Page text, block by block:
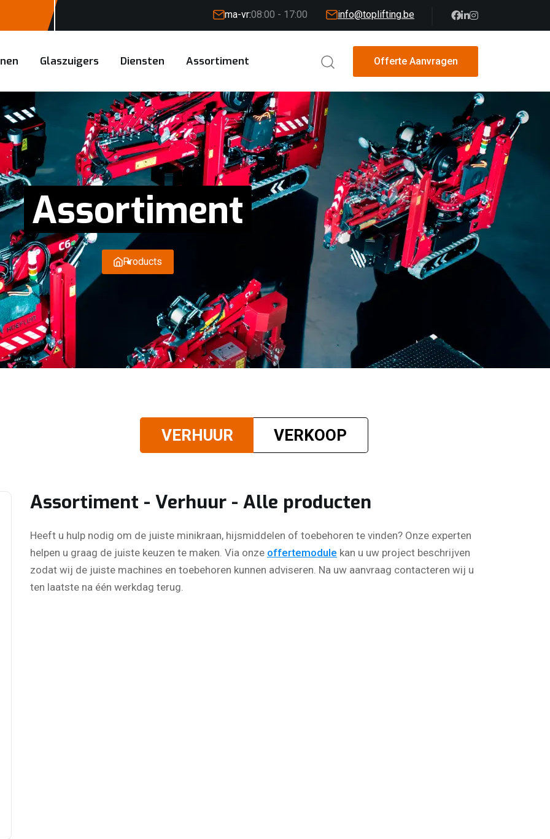
ma-vr:08:00 - 17:00 info@toplifting.be
Glaszuigers Diensten Assortiment
Offerte Aanvragen
Offerte Aanvragen
Assortiment
Products
VERHUUR
VERHUUR
VERKOOP
VERKOOP
Assortiment - Verhuur - Alle producten
Heeft u hulp nodig om de juiste minikraan, hijsmiddelen of toebehoren te vinden? Onze experten
helpen u graag de juiste keuzen te maken. Via onze offertemodule kan u uw project beschrijven
zodat wij de juiste machines en toebehoren kunnen adviseren. Na uw aanvraag contacteren wij u
ten laatste na één werkdag terug.